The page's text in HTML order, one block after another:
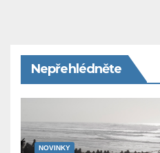
Nepřehlédněte
NOVINKY